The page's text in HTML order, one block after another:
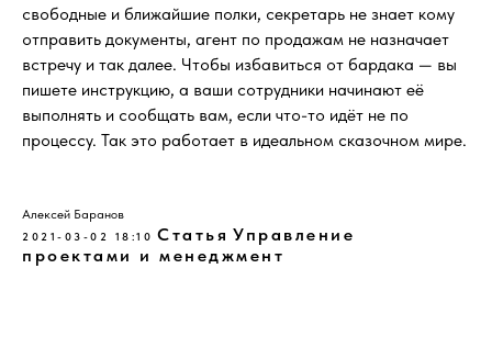
свободные и ближайшие полки, секретарь не знает кому
отправить документы, агент по продажам не назначает
встречу и так далее. Чтобы избавиться от бардака — вы
пишете инструкцию, а ваши сотрудники начинают её
выполнять и сообщать вам, если что-то идёт не по
процессу. Так это работает в идеальном сказочном мире.
Алексей Баранов
2021-03-02 18:10 Статья Управление
проектами и менеджмент